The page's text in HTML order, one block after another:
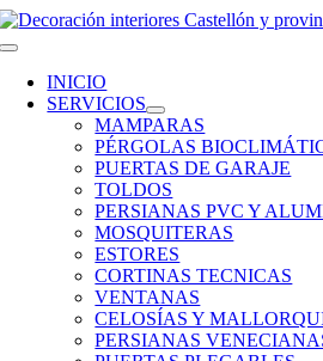
Saltar
al
Toggle
Navigation
INICIO
SERVICIOS
MAMPARAS
PÉRGOLAS
PUERTAS DE GARAJE
TOLDOS
PERSIANAS PVC Y
MOSQUITERAS
ESTORES
CORTINAS TECNICAS
VENTANAS
CELOSÍAS Y
PERSIANAS